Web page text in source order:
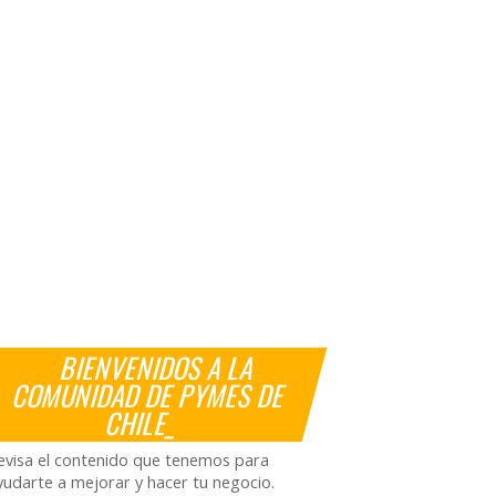
BIENVENIDOS A LA
COMUNIDAD DE PYMES DE
CHILE_
el contenido que tenemos para
a mejorar y hacer tu negocio.